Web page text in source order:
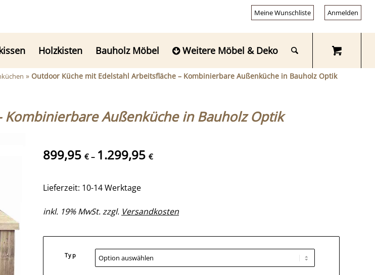
Meine Wunschliste Anmelden
Holzkisten Bauholz Möbel Weitere Möbel & Deko
» Outdoor Küche mit Edelstahl Arbeitsfläche – Kombinierbare Außenküche in Bauholz Optik
Außenküche in Bauholz Optik
899,95 € – 1.299,95 €
Lieferzeit: 10-14 Werktage
inkl. 19% MwSt. zzgl. Versandkosten
Typ